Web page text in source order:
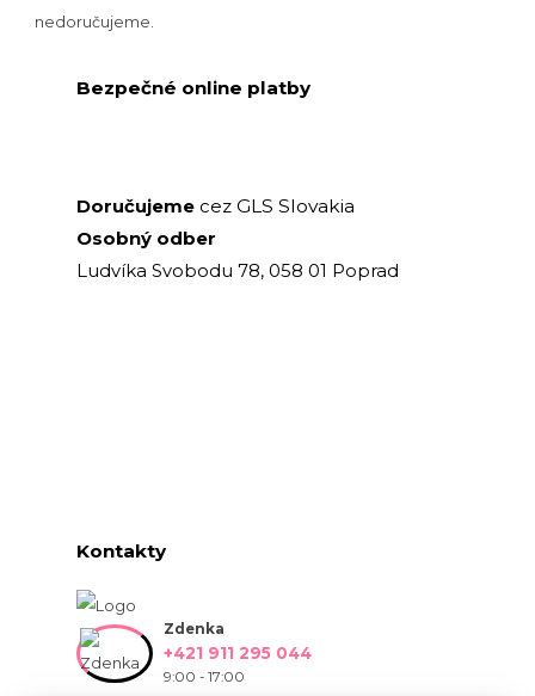
nedoručujeme.
Bezpečné online platby
Doručujeme cez GLS Slovakia
Osobný odber
Ludvíka Svobodu 78, 058 01 Poprad
Kontakty
Zdenka
+421 911 295 044
9:00 - 17:00